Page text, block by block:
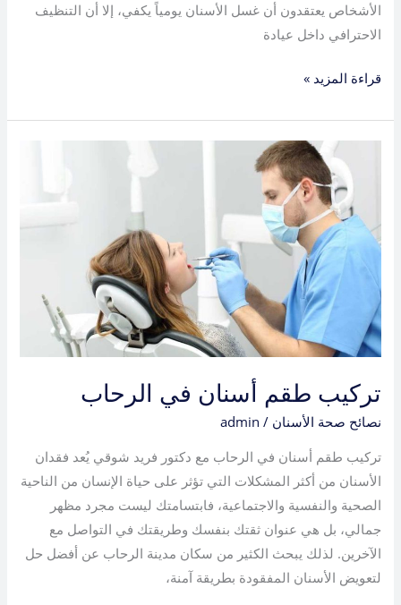
الأشخاص يعتقدون أن غسل الأسنان يومياً يكفي، إلا أن التنظيف
الاحترافي داخل عيادة
قراءة المزيد »
تركيب طقم أسنان في الرحاب
نصائح صحة الأسنان /
admin
تركيب طقم أسنان في الرحاب مع دكتور فريد شوقي يُعد فقدان
الأسنان من أكثر المشكلات التي تؤثر على حياة الإنسان من الناحية
الصحية والنفسية والاجتماعية، فابتسامتك ليست مجرد مظهر
جمالي، بل هي عنوان ثقتك بنفسك وطريقتك في التواصل مع
الآخرين. لذلك يبحث الكثير من سكان مدينة الرحاب عن أفضل حل
لتعويض الأسنان المفقودة بطريقة آمنة،
أسنان
في
الرحاب